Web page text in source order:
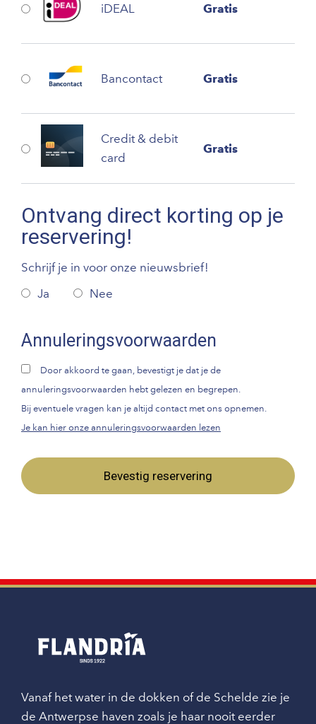
iDEAL Gratis
Bancontact Gratis
Credit & debit
card
Gratis
Ontvang direct korting op je
reservering!
Schrijf je in voor onze nieuwsbrief!
Ja
Nee
Annuleringsvoorwaarden
Door akkoord te gaan, bevestigt je dat je de
annuleringsvoorwaarden hebt gelezen en begrepen.
Bij eventuele vragen kan je altijd contact met ons opnemen.
Je kan hier onze annuleringsvoorwaarden lezen
Bevestig reservering
Vanaf het water in de dokken of de Schelde zie je
de Antwerpse haven zoals je haar nooit eerder